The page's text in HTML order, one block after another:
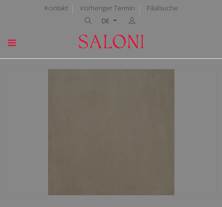
Kontakt Vorheriger Termin
Filialsuche
DE